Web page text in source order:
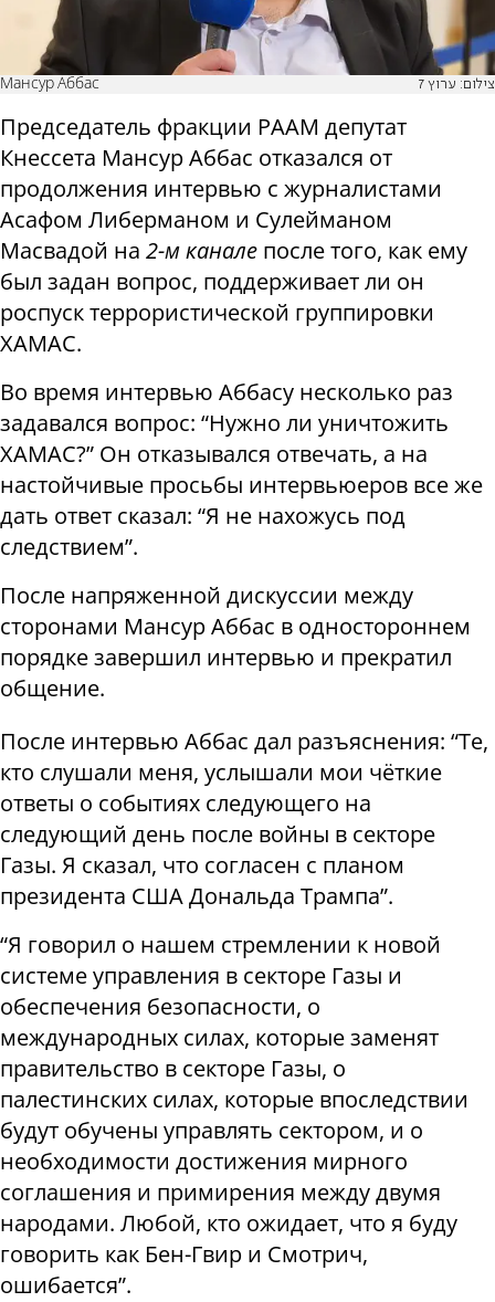
Мансур Аббас צילום: ערוץ 7
Председатель фракции РААМ депутат
Кнессета Мансур Аббас отказался от
продолжения интервью с журналистами
Асафом Либерманом и Сулейманом
Масвадой на 2-м канале после того, как ему
был задан вопрос, поддерживает ли он
роспуск террористической группировки
ХАМАС.
Во время интервью Аббасу несколько раз
задавался вопрос: “Нужно ли уничтожить
ХАМАС?” Он отказывался отвечать, а на
настойчивые просьбы интервьюеров все же
дать ответ сказал: “Я не нахожусь под
следствием”.
После напряженной дискуссии между
сторонами Мансур Аббас в одностороннем
порядке завершил интервью и прекратил
общение.
После интервью Аббас дал разъяснения: “Те,
кто слушали меня, услышали мои чёткие
ответы о событиях следующего на
следующий день после войны в секторе
Газы. Я сказал, что согласен с планом
президента США Дональда Трампа”.
“Я говорил о нашем стремлении к новой
системе управления в секторе Газы и
обеспечения безопасности, о
международных силах, которые заменят
правительство в секторе Газы, о
палестинских силах, которые впоследствии
будут обучены управлять сектором, и о
необходимости достижения мирного
соглашения и примирения между двумя
народами. Любой, кто ожидает, что я буду
говорить как Бен-Гвир и Смотрич,
ошибается”.